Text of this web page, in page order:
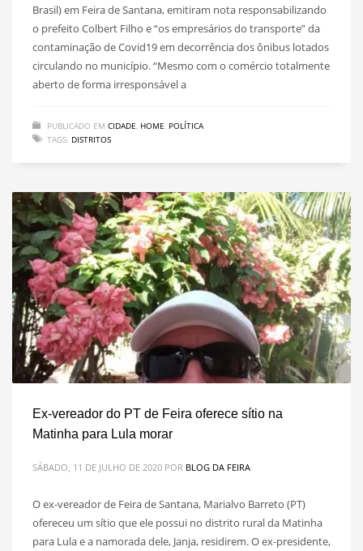
Brasil) em Feira de Santana, emitiram nota responsabilizando
o prefeito Colbert Filho e “os empresários do transporte” da
contaminação de Covid19 em decorrência dos ônibus lotados
circulando no município. “Mesmo com o comércio totalmente
aberto de forma irresponsável a
PUBLICADO EM CIDADE, HOME, POLÍTICA
TAGS: DISTRITOS
Ex-vereador do PT de Feira oferece sítio na
Matinha para Lula morar
SÁBADO, 11 DE JULHO DE 2020 POR BLOG DA FEIRA
O ex-vereador de Feira de Santana, Marialvo Barreto (PT)
ofereceu um sítio que ele possui no distrito rural da Matinha
para Lula e a namorada dele, Janja, residirem. O ex-presidente,